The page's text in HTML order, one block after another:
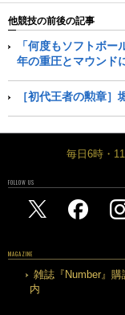
他競技の前後の記事
「何度もソフトボ
年の重圧とマウンド
［初代王者の勲章］
毎日6時・
FOLLOW US
MAGAZINE
雑誌『Number』購
内